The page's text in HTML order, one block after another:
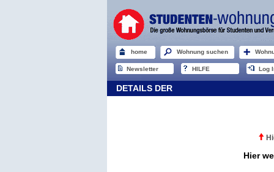
home Wohnung suchen
Newsletter HILFE Log
DETAILS DER
Hier